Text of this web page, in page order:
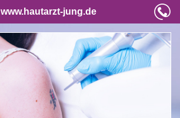
www.hautarzt-jung.de